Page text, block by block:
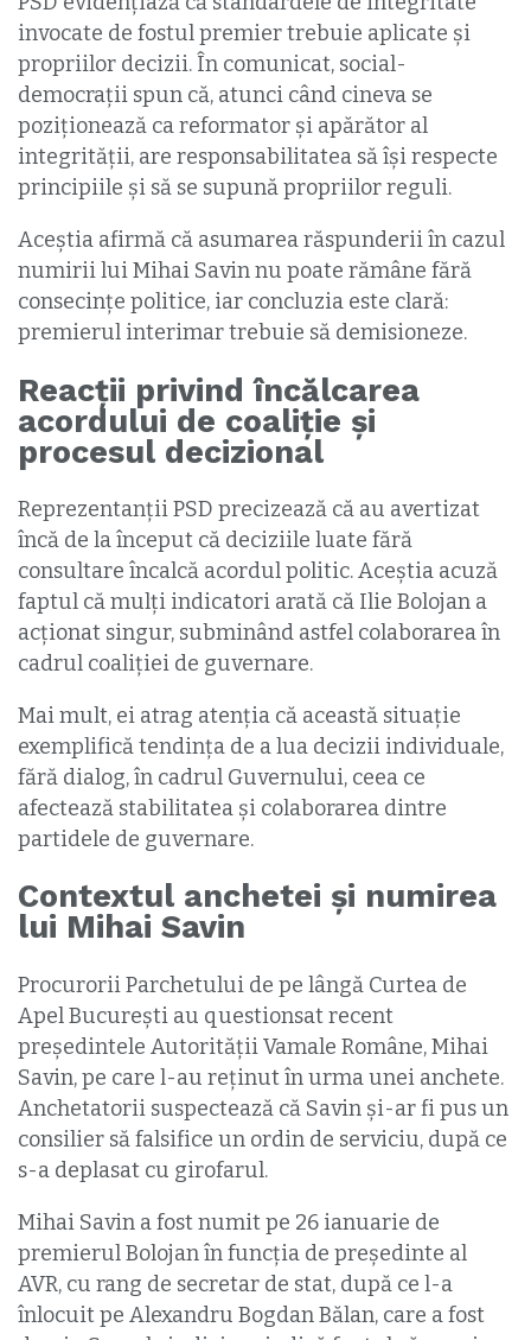
invocate de fostul premier trebuie aplicate și
propriilor decizii. În comunicat, social-
democrații spun că, atunci când cineva se
poziționează ca reformator și apărător al
integrității, are responsabilitatea să își respecte
principiile și să se supună propriilor reguli.
Aceștia afirmă că asumarea răspunderii în cazul
numirii lui Mihai Savin nu poate rămâne fără
consecințe politice, iar concluzia este clară:
premierul interimar trebuie să demisioneze.
Reacții privind încălcarea
acordului de coaliție și
procesul decizional
Reprezentanții PSD precizează că au avertizat
încă de la început că deciziile luate fără
consultare încalcă acordul politic. Aceștia acuză
faptul că mulți indicatori arată că Ilie Bolojan a
acționat singur, subminând astfel colaborarea în
cadrul coaliției de guvernare.
Mai mult, ei atrag atenția că această situație
exemplifică tendința de a lua decizii individuale,
fără dialog, în cadrul Guvernului, ceea ce
afectează stabilitatea și colaborarea dintre
partidele de guvernare.
Contextul anchetei și numirea
lui Mihai Savin
Procurorii Parchetului de pe lângă Curtea de
Apel București au questionsat recent
președintele Autorității Vamale Române, Mihai
Savin, pe care l-au reținut în urma unei anchete.
Anchetatorii suspectează că Savin și-ar fi pus un
consilier să falsifice un ordin de serviciu, după ce
s-a deplasat cu girofarul.
Mihai Savin a fost numit pe 26 ianuarie de
premierul Bolojan în funcția de președinte al
AVR, cu rang de secretar de stat, după ce l-a
înlocuit pe Alexandru Bogdan Bălan, care a fost